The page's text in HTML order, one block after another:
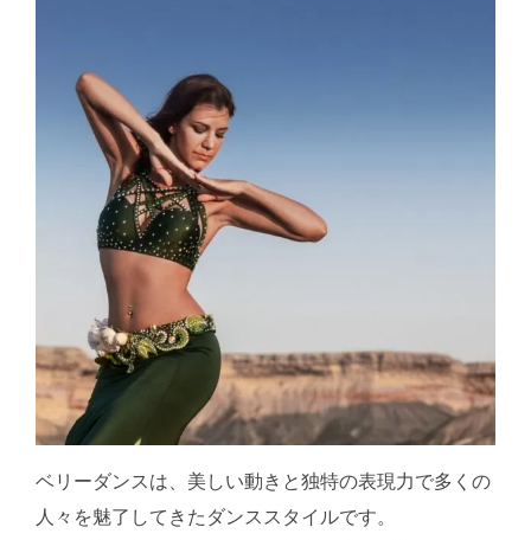
ベリーダンスは、美しい動きと独特の表現力で多くの
人々を魅了してきたダンススタイルです。